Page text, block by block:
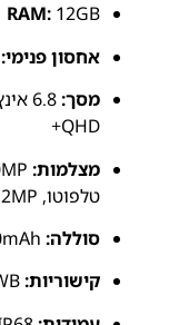
RAM:12GB
אחסון פנימי:
מסך:
QHD+
מצלמות:
טלפוטו, 12MP רחבה, 12MP סלפי
סוללה:
קישוריות:5G, Wi-Fi 7, UWB